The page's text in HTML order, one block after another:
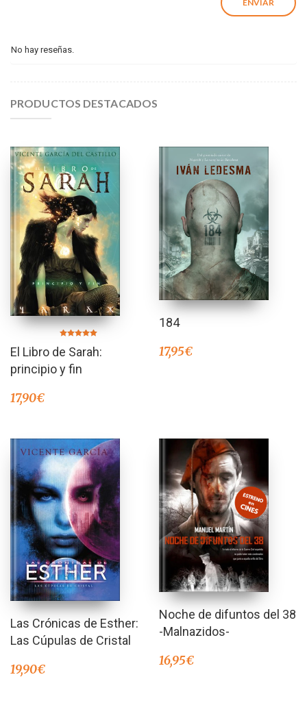
No hay reseñas.
PRODUCTOS DESTACADOS
5.00
de 5
El Libro de Sarah:
principio y fin
17,90€
184
17,95€
Las Crónicas de Esther:
Las Cúpulas de Cristal
19,90€
Noche de difuntos del 38
-Malnazidos-
16,95€